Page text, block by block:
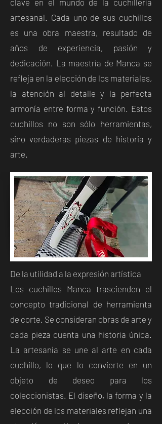
artesanal. Cada uno de sus cuchillos
es una obra maestra, resultado de
años de experiencia, pasión y
dedicación. La maestría de Manca se
refleja en la elección de los materiales,
la atención al detalle y la perfecta
armonía entre forma y función. Estos
cuchillos no son sólo herramientas,
sino verdaderas piezas de historia y
arte.
De la utilidad a la expresión artística
Los cuchillos Manca trascienden el
concepto tradicional de herramienta
de corte. Se consideran obras de arte y
cada pieza cuenta una historia única.
La artesanía se une al arte en cada
cuchillo, lo que lo convierte en un
objeto de deseo para los
coleccionistas. El diseño, la forma y la
elección de los materiales reflejan una